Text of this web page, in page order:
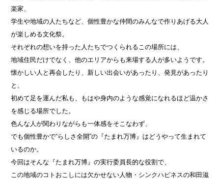
楽家、
学生や地域の人たちなど、個性豊かな仲間のみんなで作りあげる大人
が楽しめる文化祭。
それぞれの想いを持った人たちでつくられるこの場所には、
地域住民だけでなく、他のエリアからも来場する人が多いようです。
懐かしい人と再会したり、新しい出会いがあったり、発見があったり
と、
初めて足を運んだ私も、もはや身内のような感覚になれるほど温かさ
を感じる場所でした。
色んな人が関わりながらも一体感をそこなわず、
でも個性豊かで“らしさ全開”の『たまれ万博』はどうやって生まれて
いるのか。
今回はそんな『たまれ万博』の実行委員長的な役割で、
この地域のコトおこしには欠かせない人物・シンクハピネスの和田滋